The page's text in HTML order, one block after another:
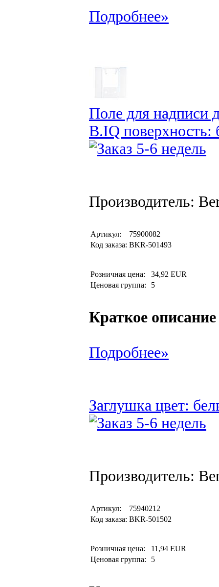
Подробнее»
Поле для надписи
B.IQ поверхность:
Производитель:
Артикул:
75900082
Код заказа: BKR-501493
Розничная цена:
34,92 EUR
Ценовая группа:
5
Краткое описание
Подробнее»
Заглушка цвет:
Производитель:
Артикул:
75940212
Код заказа: BKR-501502
Розничная цена:
11,94 EUR
Ценовая группа:
5